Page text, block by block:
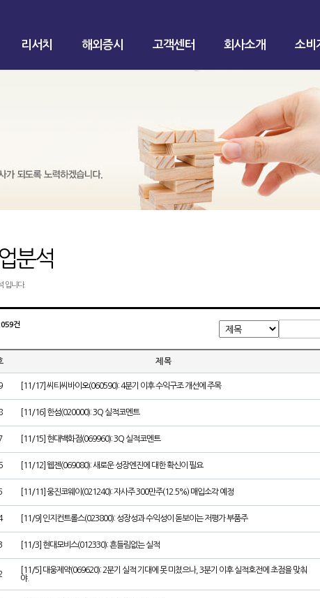
리서치 해외증시 고객센터 회사소개 소비
분석
입니다.
건
제 목
[11/17] 씨티씨바이오(060590): 4분기 이후 수익구조 개선에 주목
[11/16] 한섬(020000): 3Q 실적코멘트
[11/15] 현대백화점(069960): 3Q 실적코멘트
[11/12] 웹젠(069080): 새로운 성장엔진에 대한 확신이 필요
[11/11] 웅진코웨이(021240): 자사주 300만주(12.5%) 매입소각 예정
[11/9] 인지컨트롤스(023800): 성장성과 수익성이 돋보이는 저평가 부품주
[11/3] 현대모비스(012330): 흔들림없는 실적
[11/5] 대웅제약(069620): 2분기 실적 기대에 못 미쳤으나, 3분기 이후 실적호전에 초점을 맞춰
야.